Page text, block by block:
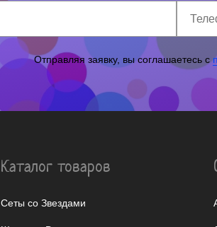
Отправляя заявку, вы соглашаетесь с
Каталог товаров
Сеты со Звездами